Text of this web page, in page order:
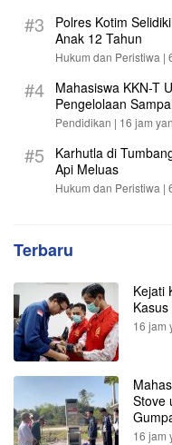
#3
Polres Kotim
Anak 12 Tahun
Hukum dan Peristiwa |
#4
Mahasiswa KKN-T
Pengelolaan
Pendidikan | 16 jam
#5
Karhutla di
Api Meluas
Hukum dan Peristiwa |
Terbaru
Kejati
16 jam
Stove
16 jam